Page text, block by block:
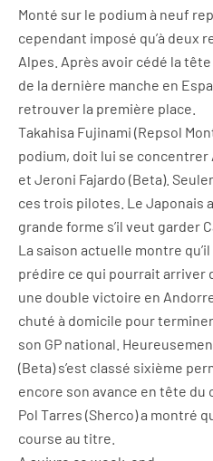
Monté sur le podium à neuf
cependant imposé qu’à deux
Alpes. Après avoir cédé la
de la dernière manche en
retrouver la première place.
Takahisa Fujinami (Repsol
podium, doit lui se concentrer
et Jeroni Fajardo (Beta).
ces trois pilotes. Le Japonais
grande forme s’il veut garder
La saison actuelle montre
prédire ce qui pourrait arriver
une double victoire en
chuté à domicile pour
son GP national.
(Beta) s’est classé sixième
encore son avance en tête du
Pol Tarres (Sherco) a montré
course au titre.